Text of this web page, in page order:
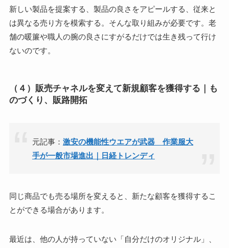
新しい製品を提案する、製品の良さをアピールする、従来と
は異なる売り方を模索する。そんな取り組みが必要です。老
舗の暖簾や職人の腕の良さにすがるだけでは生き残って行け
ないのです。
（４）販売チャネルを変えて新規顧客を獲得する｜も
のづくり、販路開拓
元記事： 激安の機能性ウエアが武器 作業服大
手が一般市場進出｜日経トレンディ
同じ商品でも売る場所を変えると、新たな顧客を獲得するこ
とができる場合があります。
最近は、他の人が持っていない「自分だけのオリジナル」、